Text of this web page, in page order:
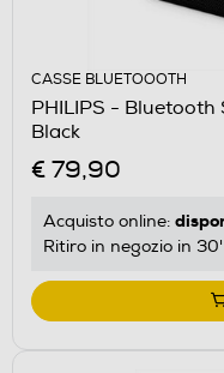
CASSE BLUETOOOTH
PHILIPS -
Black
€ 79,90
Acquisto online:
Ritiro in negozio in